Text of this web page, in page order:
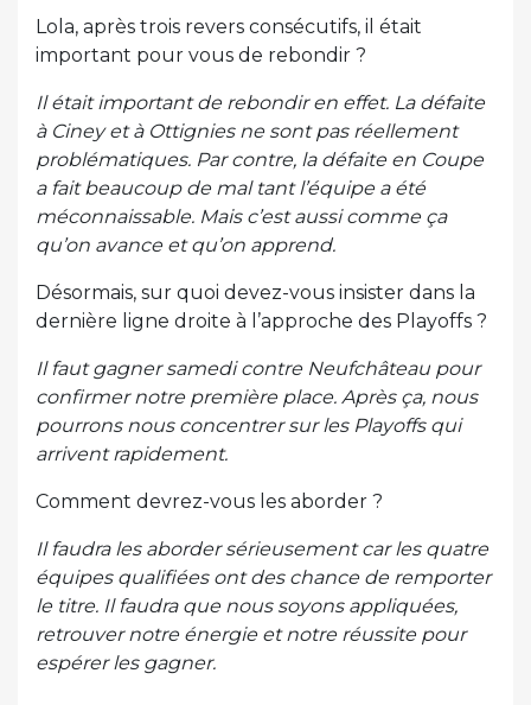
Lola, après trois revers consécutifs, il était
important pour vous de rebondir ?
Il était important de rebondir en effet. La défaite
à Ciney et à Ottignies ne sont pas réellement
problématiques. Par contre, la défaite en Coupe
a fait beaucoup de mal tant l’équipe a été
méconnaissable. Mais c’est aussi comme ça
qu’on avance et qu’on apprend.
Désormais, sur quoi devez-vous insister dans la
dernière ligne droite à l’approche des Playoffs ?
Il faut gagner samedi contre Neufchâteau pour
confirmer notre première place. Après ça, nous
pourrons nous concentrer sur les Playoffs qui
arrivent rapidement.
Comment devrez-vous les aborder ?
Il faudra les aborder sérieusement car les quatre
équipes qualifiées ont des chance de remporter
le titre. Il faudra que nous soyons appliquées,
retrouver notre énergie et notre réussite pour
espérer les gagner.